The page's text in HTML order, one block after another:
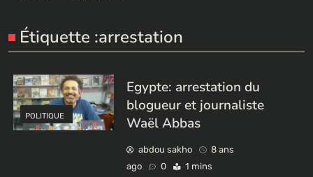
Étiquette :arrestation
POLITIQUE
Egypte: arrestation du
blogueur et journaliste
Waël Abbas
abdou sakho
8 ans
ago
0 1 mins